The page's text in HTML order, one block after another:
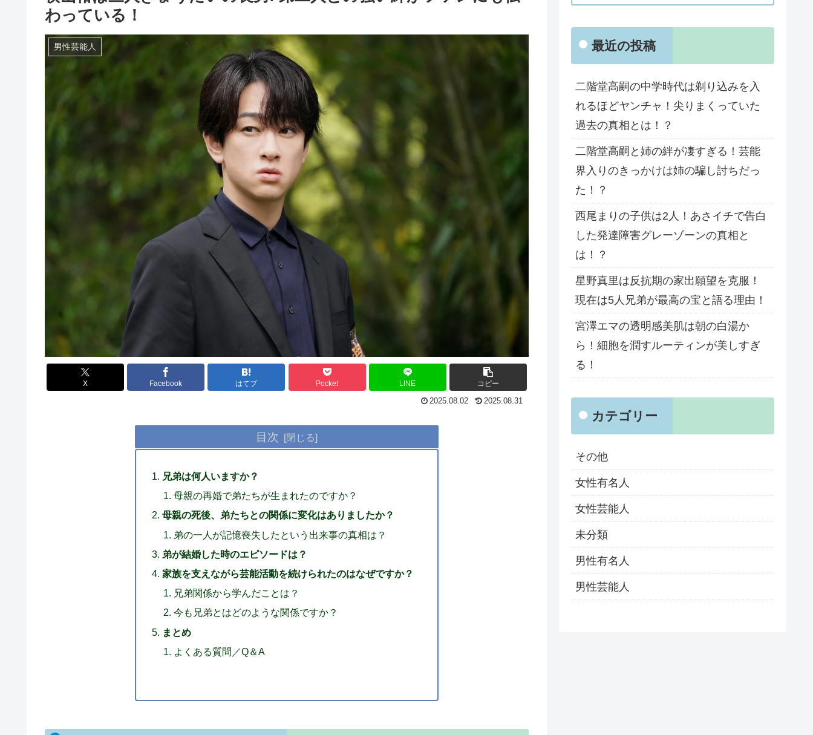
わっている！
男性芸能人
X Facebook はてブ Pocket LINE コピー
2025.08.02 2025.08.31
目次
兄弟は何人いますか？
母親の再婚で弟たちが生まれたのですか？
母親の死後、弟たちとの関係に変化はありましたか？
弟の一人が記憶喪失したという出来事の真相は？
弟が結婚した時のエピソードは？
家族を支えながら芸能活動を続けられたのはなぜですか？
兄弟関係から学んだことは？
今も兄弟とはどのような関係ですか？
まとめ
よくある質問／Q＆A
最近の投稿
二階堂高嗣の中学時代は剃り込みを入
れるほどヤンチャ！尖りまくっていた
過去の真相とは！？
二階堂高嗣と姉の絆が凄すぎる！芸能
界入りのきっかけは姉の騙し討ちだっ
た！？
西尾まりの子供は2人！あさイチで告白
した発達障害グレーゾーンの真相と
は！？
星野真里は反抗期の家出願望を克服！
現在は5人兄弟が最高の宝と語る理由！
宮澤エマの透明感美肌は朝の白湯か
ら！細胞を潤すルーティンが美しすぎ
る！
カテゴリー
その他
女性有名人
女性芸能人
未分類
男性有名人
男性芸能人